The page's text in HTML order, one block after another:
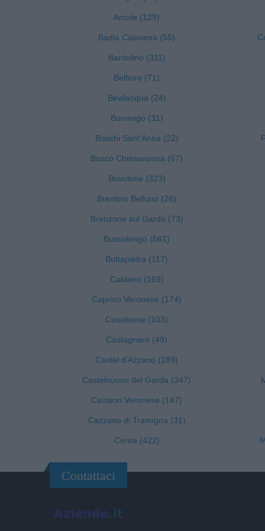
Arcole (129)
Badia Calavena (55)
Bardolino (311)
Belfiore (71)
Bevilacqua (24)
Bonavigo (31)
Boschi Sant'Anna (22)
Bosco Chiesanuova (67)
Bovolone (323)
Brentino Belluno (26)
Brenzone sul Garda (73)
Bussolengo (561)
Buttapietra (117)
Caldiero (169)
Caprino Veronese (174)
Casaleone (103)
Castagnaro (49)
Castel d'Azzano (189)
Castelnuovo del Garda (347)
Cavaion Veronese (147)
Cazzano di Tramigna (31)
Cerea (422)
Contattaci